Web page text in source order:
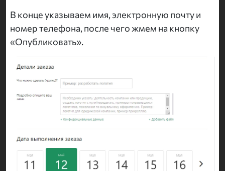
В конце указываем имя, электронную почту и
номер телефона, после чего жмем на кнопку
«Опубликовать».